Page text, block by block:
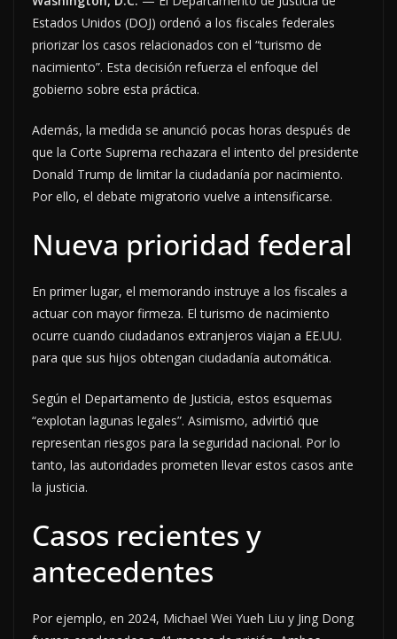
Estados Unidos (DOJ) ordenó a los fiscales federales
priorizar los casos relacionados con el “turismo de
nacimiento”. Esta decisión refuerza el enfoque del
gobierno sobre esta práctica.
Además, la medida se anunció pocas horas después de
que la Corte Suprema rechazara el intento del presidente
Donald Trump de limitar la ciudadanía por nacimiento.
Por ello, el debate migratorio vuelve a intensificarse.
Nueva prioridad federal
En primer lugar, el memorando instruye a los fiscales a
actuar con mayor firmeza. El turismo de nacimiento
ocurre cuando ciudadanos extranjeros viajan a EE.UU.
para que sus hijos obtengan ciudadanía automática.
Según el Departamento de Justicia, estos esquemas
“explotan lagunas legales”. Asimismo, advirtió que
representan riesgos para la seguridad nacional. Por lo
tanto, las autoridades prometen llevar estos casos ante
la justicia.
Casos recientes y
antecedentes
Por ejemplo, en 2024, Michael Wei Yueh Liu y Jing Dong